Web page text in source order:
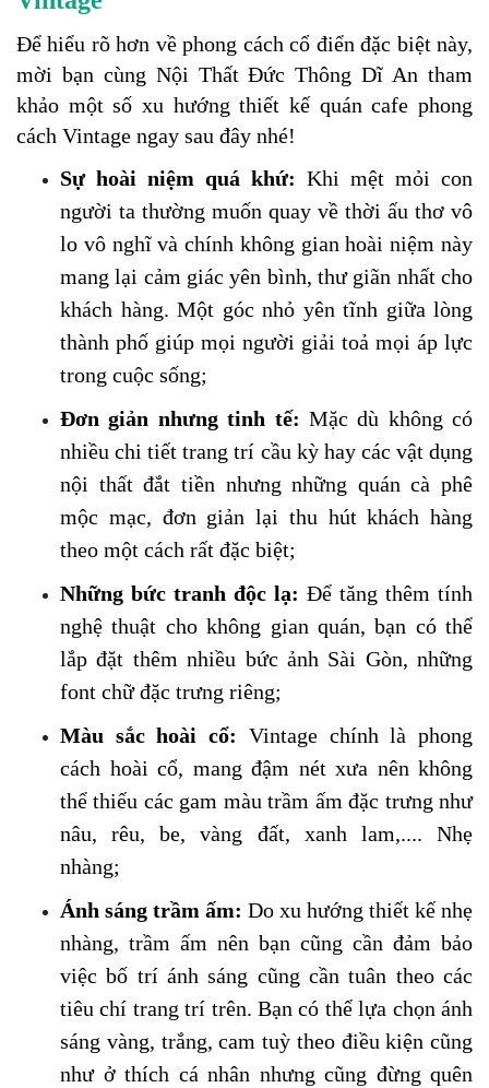
Để hiểu rõ hơn về phong cách cổ điển đặc biệt này,
mời bạn cùng Nội Thất Đức Thông Dĩ An tham
khảo một số xu hướng thiết kế quán cafe phong
cách Vintage ngay sau đây nhé!
Sự hoài niệm quá khứ: Khi mệt mỏi con
người ta thường muốn quay về thời ấu thơ vô
lo vô nghĩ và chính không gian hoài niệm này
mang lại cảm giác yên bình, thư giãn nhất cho
khách hàng. Một góc nhỏ yên tĩnh giữa lòng
thành phố giúp mọi người giải toả mọi áp lực
trong cuộc sống;
Đơn giản nhưng tinh tế: Mặc dù không có
nhiều chi tiết trang trí cầu kỳ hay các vật dụng
nội thất đắt tiền nhưng những quán cà phê
mộc mạc, đơn giản lại thu hút khách hàng
theo một cách rất đặc biệt;
Những bức tranh độc lạ: Để tăng thêm tính
nghệ thuật cho không gian quán, bạn có thể
lắp đặt thêm nhiều bức ảnh Sài Gòn, những
font chữ đặc trưng riêng;
Màu sắc hoài cổ: Vintage chính là phong
cách hoài cổ, mang đậm nét xưa nên không
thể thiếu các gam màu trầm ấm đặc trưng như
nâu, rêu, be, vàng đất, xanh lam,.... Nhẹ
nhàng;
Ánh sáng trầm ấm: Do xu hướng thiết kế nhẹ
nhàng, trầm ấm nên bạn cũng cần đảm bảo
việc bố trí ánh sáng cũng cần tuân theo các
tiêu chí trang trí trên. Bạn có thể lựa chọn ánh
sáng vàng, trắng, cam tuỳ theo điều kiện cũng
như ở thích cá nhân nhưng cũng đừng quên